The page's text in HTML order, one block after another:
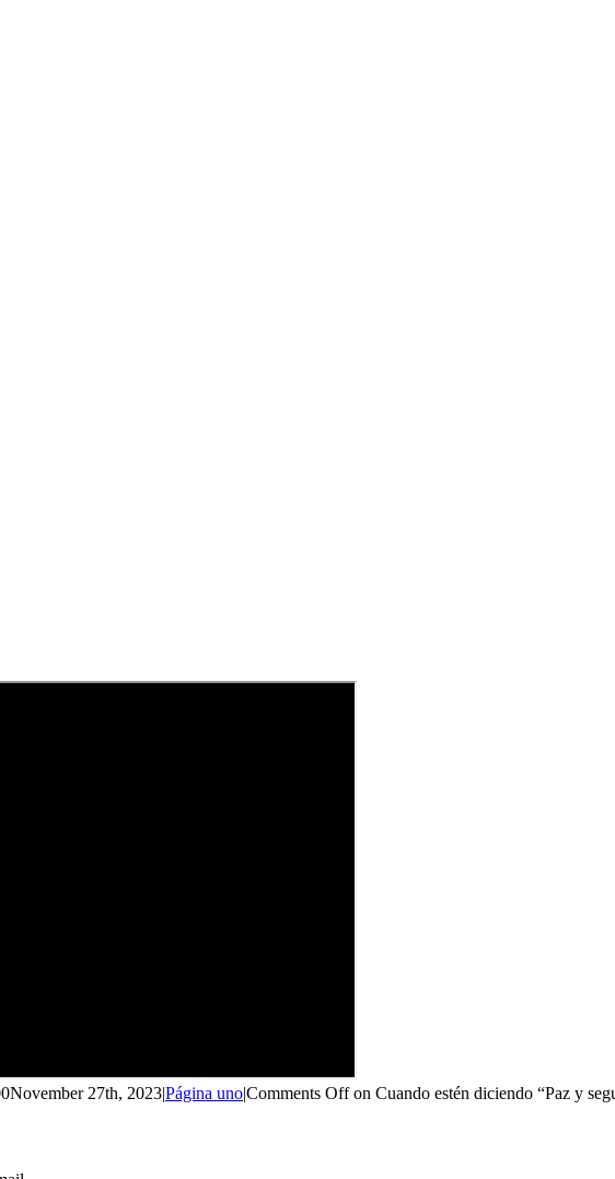
November 27th, 2023|Página uno|Comments Offon Cuando estén diciendo “Paz y